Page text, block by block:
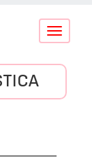
Conmutar